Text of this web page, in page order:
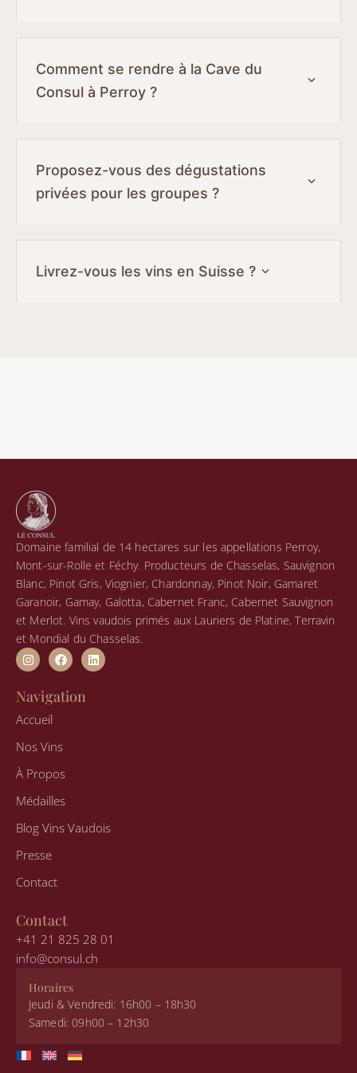
Comment se rendre à la Cave du
Consul à Perroy ?
Proposez-vous des dégustations
privées pour les groupes ?
Livrez-vous les vins en Suisse ?
Domaine familial de 14 hectares sur les appellations Perroy,
Mont-sur-Rolle et Féchy. Producteurs de Chasselas, Sauvignon
Blanc, Pinot Gris, Viognier, Chardonnay, Pinot Noir, Gamaret
Garanoir, Gamay, Galotta, Cabernet Franc, Cabernet Sauvignon
et Merlot. Vins vaudois primés aux Lauriers de Platine, Terravin
et Mondial du Chasselas.
I
n
s
a
r
m
F
a
c
e
b
L
i
n
Navigation
Accueil
Nos Vins
À Propos
Médailles
Blog Vins Vaudois
Presse
Contact
Contact
+41 21 825 28 01
info@consul.ch
Horaires
Jeudi & Vendredi: 16h00 – 18h30
Samedi: 09h00 – 12h30